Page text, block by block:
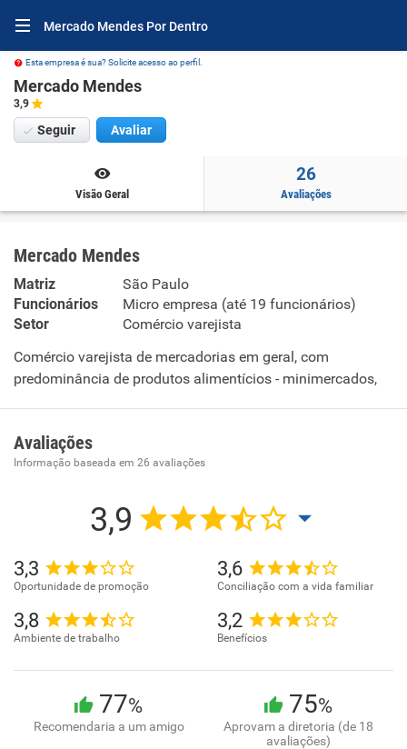
Mercado Mendes Por Dentro
Esta empresa é sua? Solicite acesso ao perfil.
Mercado Mendes
3,9
Seguir Avaliar
Visão Geral
26
Avaliações
Mercado Mendes
Matriz
São Paulo
Funcionários
Micro empresa (até 19 funcionários)
Setor
Comércio varejista
Comércio varejista de mercadorias em geral, com
predominância de produtos alimentícios - minimercados,
Avaliações
Informação baseada em 26 avaliações
3,9
3,3
Oportunidade de promoção
3,6
Conciliação com a vida familiar
3,8
Ambiente de trabalho
3,2
Benefícios
77%
Recomendaria a um amigo
75%
Aprovam a diretoria (de 18
avaliações)